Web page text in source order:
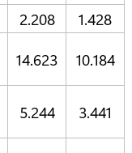
2.208
1.428
14.623
10.184
5.244
3.441